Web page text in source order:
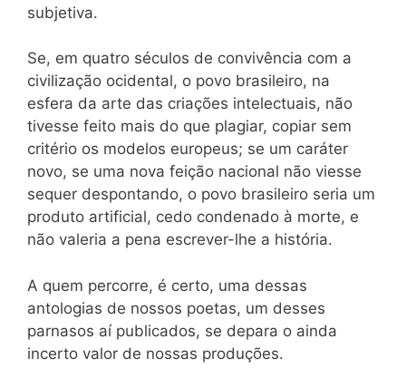
subjetiva.
Se, em quatro séculos de convivência com a
civilização ocidental, o povo brasileiro, na
esfera da arte das criações intelectuais, não
tivesse feito mais do que plagiar, copiar sem
critério os modelos europeus; se um caráter
novo, se uma nova feição nacional não viesse
sequer despontando, o povo brasileiro seria um
produto artificial, cedo condenado à morte, e
não valeria a pena escrever-lhe a história.
A quem percorre, é certo, uma dessas
antologias de nossos poetas, um desses
parnasos aí publicados, se depara o ainda
incerto valor de nossas produções.